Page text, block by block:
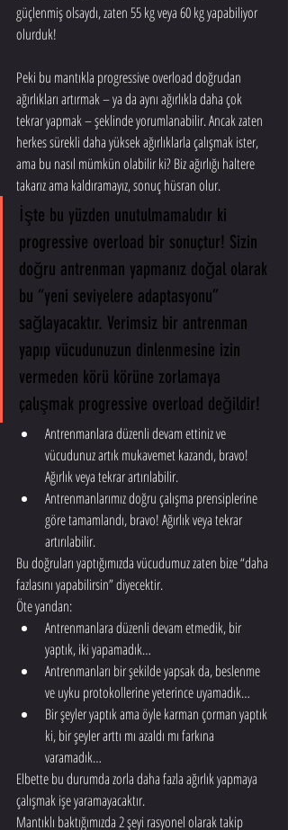
güçlenmiş olsaydı, zaten 55 kg veya 60 kg yapabiliyor
olurduk!
Peki bu mantıkla progressive overload doğrudan
ağırlıkları artırmak – ya da aynı ağırlıkla daha çok
tekrar yapmak – şeklinde yorumlanabilir. Ancak zaten
herkes sürekli daha yüksek ağırlıklarla çalışmak ister,
ama bu nasıl mümkün olabilir ki? Biz ağırlığı haltere
takarız ama kaldıramayız, sonuç hüsran olur.
İşte bu yüzden unutulmamalıdır ki
progressive overload bir sonuçtur! Sizin
doğru antrenman yapmanız doğal olarak
bu “yeni seviyelere adaptasyonu”
sağlayacaktır. Verimsiz bir antrenman
yapıp vücudunuzun dinlenmesine izin
vermeden körü körüne zorlamaya
çalışmak progressive overload değildir!
Antrenmanlara düzenli devam ettiniz ve
vücudunuz artık mukavemet kazandı, bravo!
Ağırlık veya tekrar artırılabilir.
Antrenmanlarımız doğru çalışma prensiplerine
göre tamamlandı, bravo! Ağırlık veya tekrar
artırılabilir.
Bu doğruları yaptığımızda vücudumuz zaten bize “daha
fazlasını yapabilirsin” diyecektir.
Öte yandan:
Antrenmanlara düzenli devam etmedik, bir
yaptık, iki yapamadık…
Antrenmanları bir şekilde yapsak da, beslenme
ve uyku protokollerine yeterince uyamadık…
Bir şeyler yaptık ama öyle karman çorman yaptık
ki, bir şeyler arttı mı azaldı mı farkına
varamadık…
Elbette bu durumda zorla daha fazla ağırlık yapmaya
çalışmak işe yaramayacaktır.
Mantıklı baktığımızda 2 şeyi rasyonel olarak takip